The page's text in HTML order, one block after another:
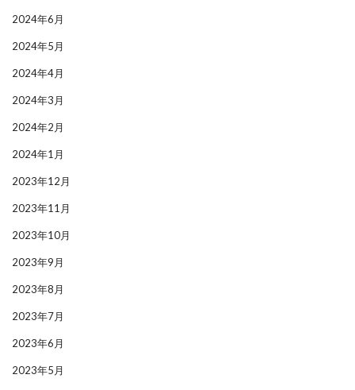
2024年6月
2024年5月
2024年4月
2024年3月
2024年2月
2024年1月
2023年12月
2023年11月
2023年10月
2023年9月
2023年8月
2023年7月
2023年6月
2023年5月